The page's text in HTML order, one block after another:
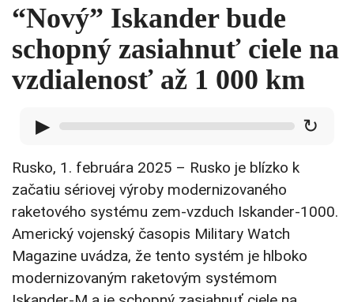
“Nový” Iskander bude
schopný zasiahnuť ciele na
vzdialenosť až 1 000 km
▶ ↻
Rusko, 1. februára 2025 – Rusko je blízko k
začatiu sériovej výroby modernizovaného
raketového systému zem-vzduch Iskander-1000.
Americký vojenský časopis Military Watch
Magazine uvádza, že tento systém je hlboko
modernizovaným raketovým systémom